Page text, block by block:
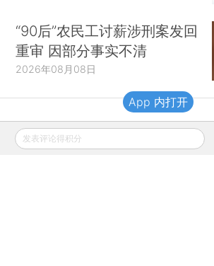
“90后”农民工讨薪涉刑案发回
重审 因部分事实不清
2026年08月08日
财新移动
发表评论得积分
App 内打开